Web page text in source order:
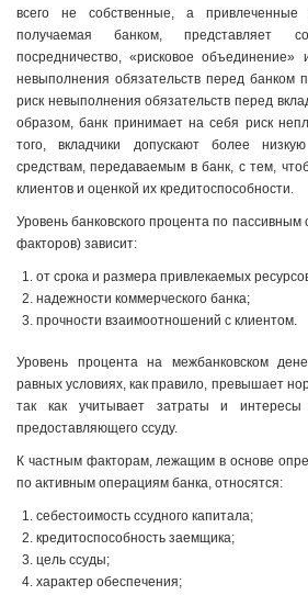
всего не собственные, а привлеченные
получаемая банком, представляет
посредничество, «рисковое объединение»
невыполнения обязательств перед банком
риск невыполнения обязательств перед
образом, банк принимает на себя риск
того, вкладчики допускают более
средствам, передаваемым в банк, с тем,
клиентов и оценкой их кредитоспособности.
Уровень банковского процента по
факторов) зависит:
от срока и размера привлекаемых
надежности коммерческого банка;
прочности взаимоотношений с клиентом.
Уровень процента на межбанковском
равных условиях, как правило, превышает
так как учитывает затраты и интересы
предоставляющего ссуду.
К частным факторам, лежащим в основе
по активным операциям банка, относятся:
себестоимость ссудного капитала;
кредитоспособность заемщика;
цель ссуды;
характер обеспечения;